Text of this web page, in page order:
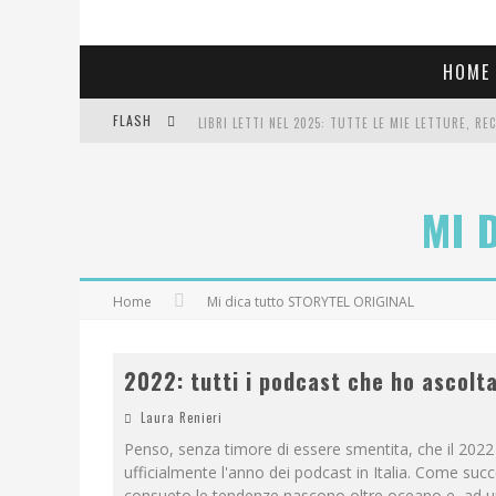
HOME
FLASH LIBRI LETTI NEL 2025: TUTTE LE MIE LETTURE,
MI
Home Mi dica tutto STORYTEL ORIGINAL
2022: tutti i podcast che ho
Laura Renieri
Penso, senza timore di essere smentita, che il 2022
ufficialmente l'anno dei podcast in Italia. Come